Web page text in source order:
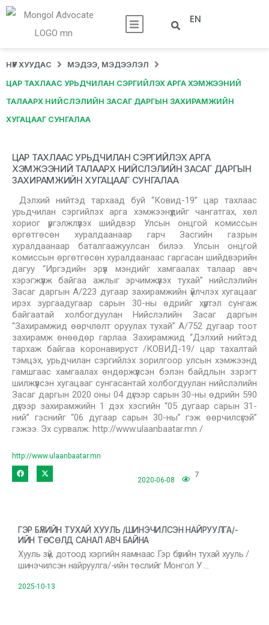
EN
НҮҮР ХУУДАС МЭДЭЭ, МЭДЭЭЛЭЛ
ЦАР ТАХЛААС УРЬДЧИЛАН СЭРГИЙЛЭХ АРГА ХЭМЖЭЭНИЙ
ТАЛААРХ НИЙСЛЭЛИЙН ЗАСАГ ДАРГЫН ЗАХИРАМЖИЙН
ХУГАЦААГ СУНГАЛАА
ЦАР ТАХЛААС УРЬДЧИЛАН СЭРГИЙЛЭХ АРГА
ХЭМЖЭЭНИЙ ТАЛААРХ НИЙСЛЭЛИЙН ЗАСАГ ДАРГЫН
ЗАХИРАМЖИЙН ХУГАЦААГ СУНГАЛАА
Дэлхий нийтэд тархаад буй “Ковид-19” цар тахлаас
урьдчилан сэргийлэх арга хэмжээнүүдийг чангатгах, хөл
хориог үргэлжлүүлэх шийдвэр Улсын онцгой комиссын
өргөтгөсөн хуралдаанаар гарч Засгийн газрын
хуралдаанаар баталгаажуулсан билээ. Улсын онцгой
комиссын өргөтгөсөн хуралдаанаас гаргасан шийдвэрийн
дагуу “Иргэдийн эрүүл мэндийг хамгаалах талаар авч
хэрэгжүүлж байгаа ажлыг эрчимжүүлэх тухай” нийслэлийн
Засаг даргын А/223 дугаар захирамжийн үйлчлэх хугацааг
ирэх зургаадугаар сарын 30-ны өдрийг хүртэл сунгаж
байгаатай холбогдуулан Нийслэлийн Засаг даргын
“Захирамжид өөрчлөлт оруулах тухай” А/752 дугаар тоот
захирамж өнөөдөр гарлаа. Захирамжид “Дэлхий нийтэд
тархаж байгаа коронавируст /КОВИД-19/ цар тахалтай
тэмцэх, урьдчилан сэргийлэх зорилгоор улсын хэмжээнд
гамшгаас хамгаалах өндөржүүлсэн бэлэн байдлын зэрэгт
шилжүүлсэн хугацааг сунгасантай холбогдуулан нийслэлийн
Засаг даргын 2020 оны 04 дүгээр сарын 30-ны өдрийн 590
дүгээр захирамжийн 1 дэх хэсгийн “05 дугаар сарын 31-
ний” гэснийг “06 дугаар сарын 30-ны” гэж өөрчилсүгэй”
гэжээ. Эх сурвалж: http://www.ulaanbaatar.mn /
http://www.ulaanbaatar.mn
2020-06-08
7
ГЭР БҮЛИЙН ТУХАЙ ХУУЛЬ /ШИНЭЧИЛСЭН НАЙРУУЛГА/-
ИЙН ТӨСӨЛД САНАЛ АВЧ БАЙНА
Хууль зүй, дотоод хэргийн яамнаас Гэр бүлийн тухай хууль /
шинэчилсэн найруулга/-ийн төслийг Монгол У …
2025-10-13